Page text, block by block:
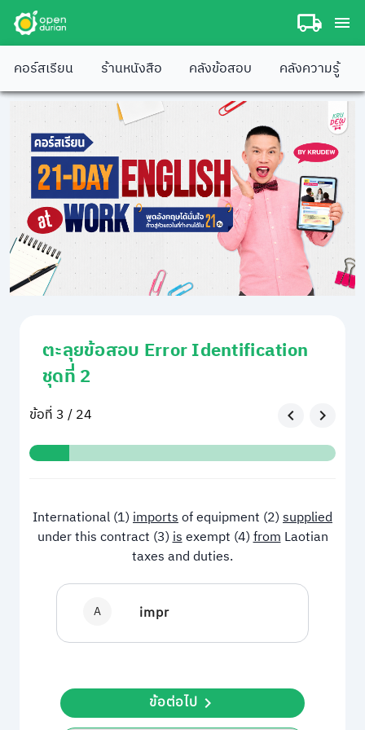
คอร์สเรียน ร้านหนังสือ คลังข้อสอบ คลังความรู้
ตะลุยข้อสอบ Error Identification
ชุดที่ 2
ข้อที่ 3 / 24
International (1)importsof equipment (2)supplied
under this contract (3)isexempt (4)fromLaotian
taxes and duties.
A impr
ข้อต่อไป